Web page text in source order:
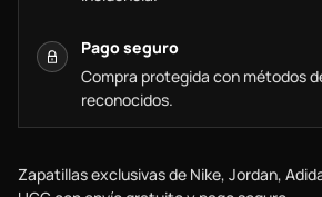
Pago seguro
Compra protegida con métodos
reconocidos.
Zapatillas exclusivas de Nike, Jordan,